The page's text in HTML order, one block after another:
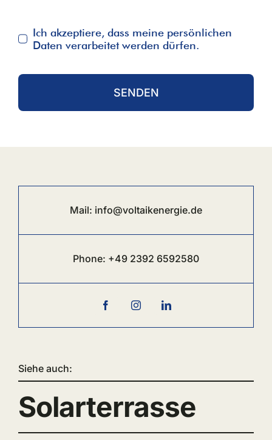
Ich akzeptiere, dass meine persönlichen
Daten verarbeitet werden dürfen.
SENDEN
Mail: info@voltaikenergie.de
Phone: +49 2392 6592580
Siehe auch:
Solarterrasse